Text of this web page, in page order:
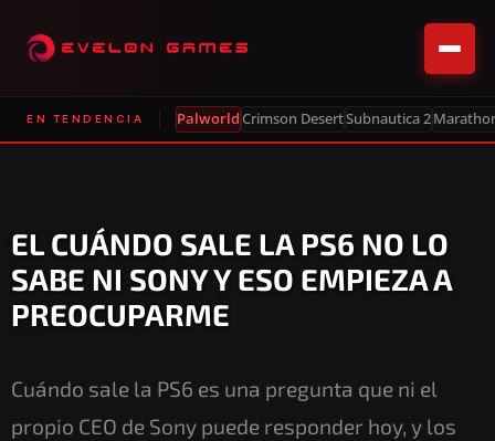
EN TENDENCIA PalworldCrimson DesertSubnautica 2
EL CUÁNDO SALE LA PS6 NO LO
SABE NI SONY Y ESO EMPIEZA A
PREOCUPARME
Cuándo sale la PS6 es una pregunta que ni el
propio CEO de Sony puede responder hoy, y los